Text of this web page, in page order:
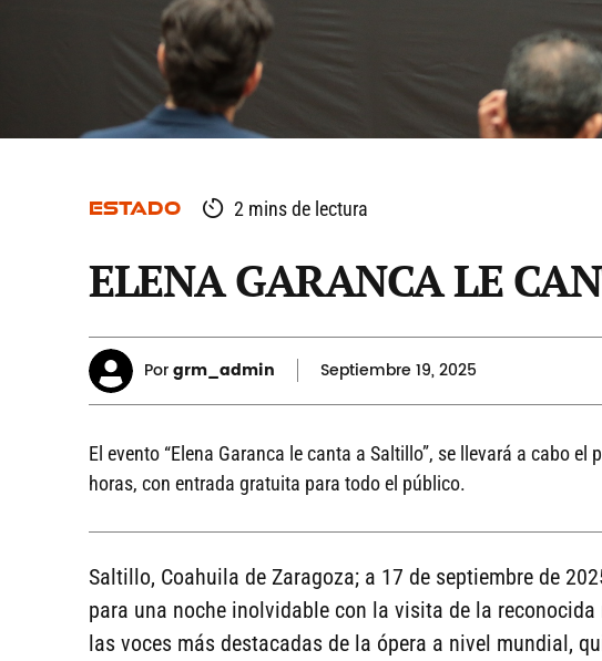
ESTADO 2 mins de lectura
ELENA GARANCA LE
Porgrm_admin Septiembre 19, 2025
El evento “Elena Garanca le canta a Saltillo”, se llevará a cabo
horas, con entrada gratuita para todo el público.
Saltillo, Coahuila de Zaragoza; a 17 de septiembre de
para una noche inolvidable con la visita de la reconocida
las voces más destacadas de la ópera a nivel mundial,